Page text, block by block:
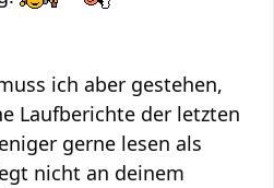
ich aber gestehen,
Laufberichte der letzten
gerne lesen als
nicht an deinem